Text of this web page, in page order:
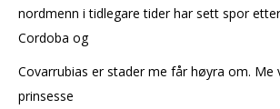
nordmenn i tidlegare tider har sett spor
Cordoba og
Covarrubias er stader me får høyra om. Me
prinsesse